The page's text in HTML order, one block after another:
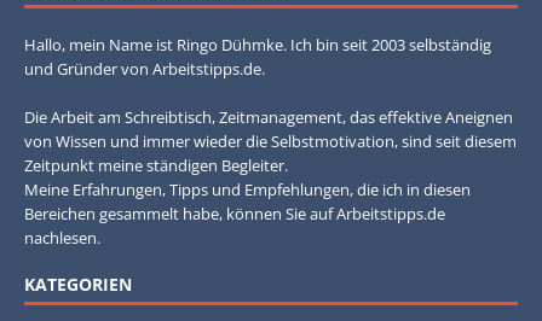
Hallo, mein Name ist Ringo Dühmke. Ich bin seit 2003 selbständig
und Gründer von Arbeitstipps.de.
Die Arbeit am Schreibtisch, Zeitmanagement, das effektive Aneignen
von Wissen und immer wieder die Selbstmotivation, sind seit diesem
Zeitpunkt meine ständigen Begleiter.
Meine Erfahrungen, Tipps und Empfehlungen, die ich in diesen
Bereichen gesammelt habe, können Sie auf Arbeitstipps.de
nachlesen.
KATEGORIEN